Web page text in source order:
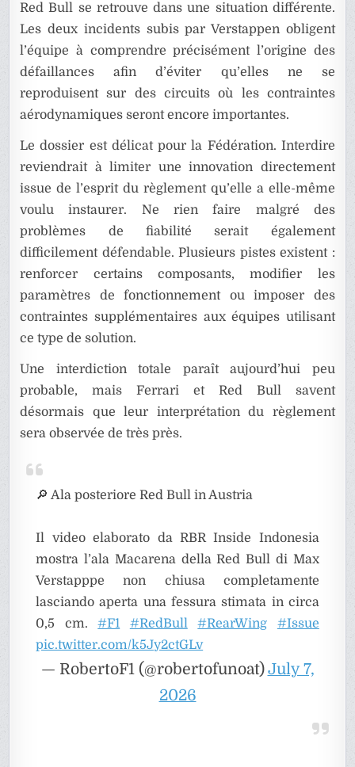
Red Bull se retrouve dans une situation différente.
Les deux incidents subis par Verstappen obligent
l’équipe à comprendre précisément l’origine des
défaillances afin d’éviter qu’elles ne se
reproduisent sur des circuits où les contraintes
aérodynamiques seront encore importantes.
Le dossier est délicat pour la Fédération. Interdire
reviendrait à limiter une innovation directement
issue de l’esprit du règlement qu’elle a elle-même
voulu instaurer. Ne rien faire malgré des
problèmes de fiabilité serait également
difficilement défendable. Plusieurs pistes existent :
renforcer certains composants, modifier les
paramètres de fonctionnement ou imposer des
contraintes supplémentaires aux équipes utilisant
ce type de solution.
Une interdiction totale paraît aujourd’hui peu
probable, mais Ferrari et Red Bull savent
désormais que leur interprétation du règlement
sera observée de très près.
🔎 Ala posteriore Red Bull in Austria
Il video elaborato da RBR Inside Indonesia
mostra l’ala Macarena della Red Bull di Max
Verstapppe non chiusa completamente
lasciando aperta una fessura stimata in circa
0,5 cm.#F1 #RedBull #RearWing
#Issue
pic.twitter.com/k5Jy2ctGLv
— RobertoF1 (@robertofunoat)July 7,
2026